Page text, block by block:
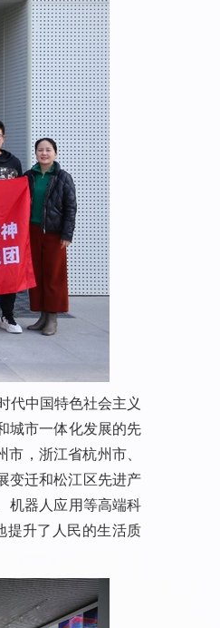
代中国特色社会主义
城市一体化发展的先
，浙江省杭州市、
变迁和松江区先进产
机器人应用等高端科
提升了人民的生活质